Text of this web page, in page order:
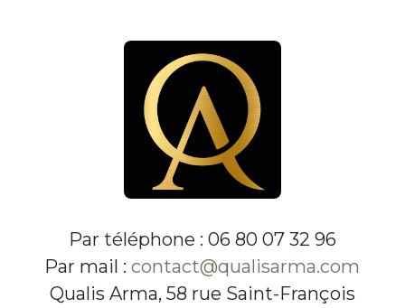
Par téléphone : 06 80 07 32 96
Par mail :contact@qualisarma.com
Qualis Arma, 58 rue Saint-François